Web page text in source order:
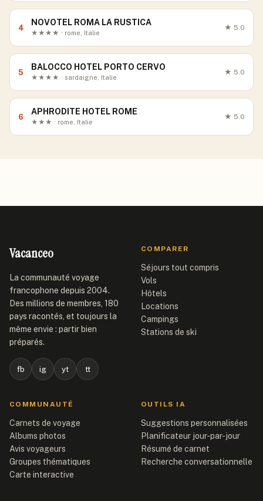
4
NOVOTEL ROMA LA RUSTICA
★★★★ · rome, Italie
★ 5.0
5
BALOCCO HOTEL PORTO CERVO
★★★★ · sardaigne, Italie
★ 5.0
6
APHRODITE HOTEL ROME
★★★ · rome, Italie
★ 5.0
Vacanceo
La communauté voyage
francophone depuis 2004.
Des millions de membres, 180
pays racontés, et toujours la
même envie : partir bien
préparés.
fb ig yt tt
COMPARER
Séjours tout compris
Vols
Hôtels
Locations
Campings
Stations de ski
COMMUNAUTÉ
Carnets de voyage
Albums photos
Avis voyageurs
Groupes thématiques
Carte interactive
OUTILS IA
Suggestions personnalisées
Planificateur jour-par-jour
Résumé de carnet
Recherche conversationnelle